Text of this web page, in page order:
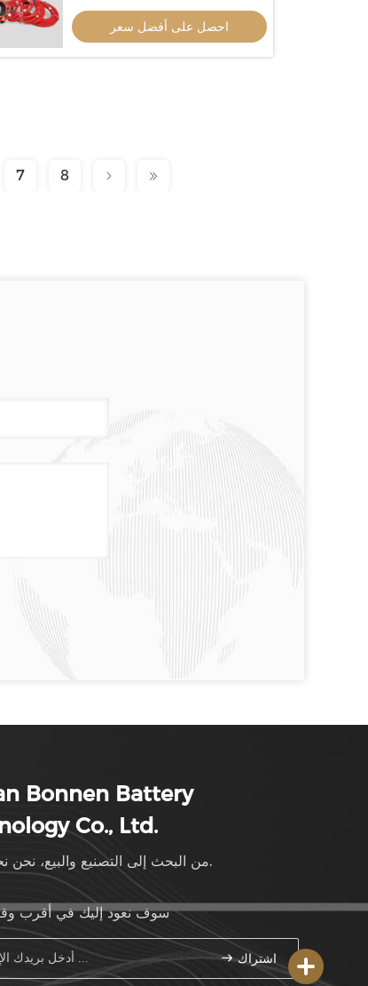
احصل على أفضل سعر
7 8
Bonnen Battery
Co., Ltd.
من البحث إلى التصنيع والبيع، نحن نحدد وتيرة.
سوف نعود إليك في أقرب
اشتراك